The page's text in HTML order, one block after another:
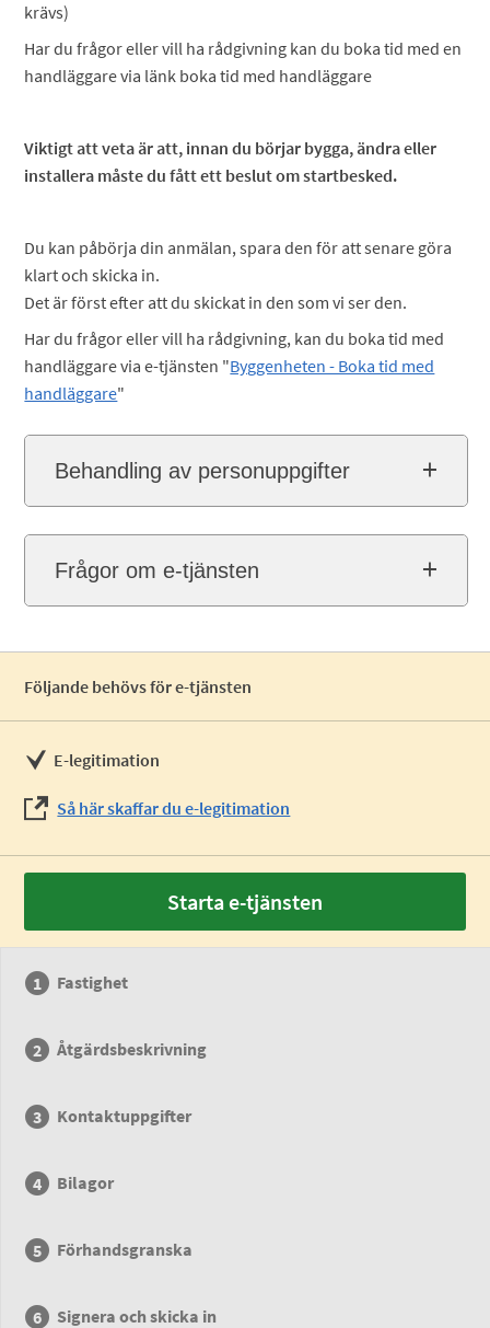
krävs)
Har du frågor eller vill ha rådgivning kan du boka tid med en
handläggare via länk boka tid med handläggare
Viktigt att veta är att, innan du börjar bygga, ändra eller
installera måste du fått ett beslut om startbesked.
Du kan påbörja din anmälan, spara den för att senare göra
klart och skicka in.
Det är först efter att du skickat in den som vi ser den.
Har du frågor eller vill ha rådgivning, kan du boka tid med
handläggare via e-tjänsten "Byggenheten - Boka tid med
handläggare"
Behandling av personuppgifter
Frågor om e-tjänsten
Följande behövs för e-tjänsten
E-legitimation
Så här skaffar du e-legitimation
Starta e-tjänsten
Fastighet
Åtgärdsbeskrivning
Kontaktuppgifter
Bilagor
Förhandsgranska
Signera och skicka in